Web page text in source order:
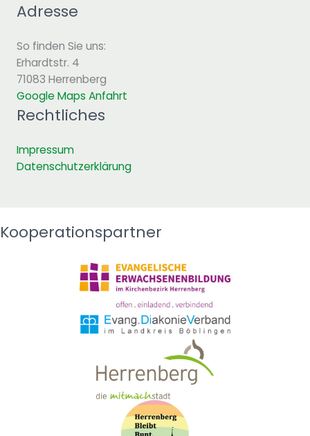
Adresse
So finden Sie uns:
Erhardtstr. 4
71083 Herrenberg
Google Maps Anfahrt
Rechtliches
Impressum
Datenschutzerklärung
Kooperationspartner